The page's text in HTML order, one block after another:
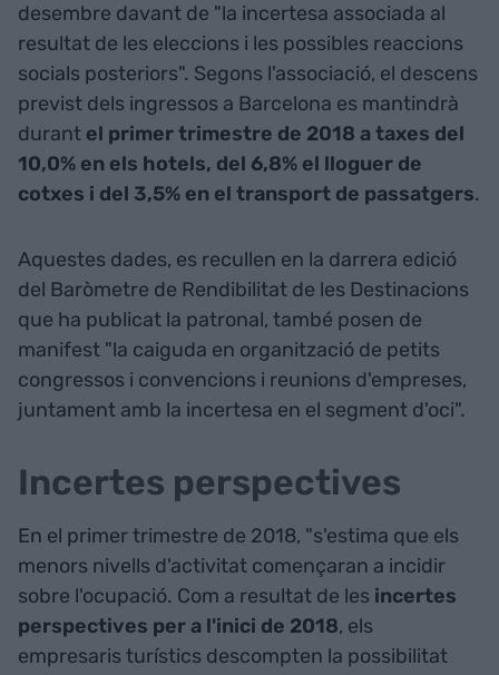
desembre davant de "la incertesa associada al
resultat de les eleccions i les possibles reaccions
socials posteriors". Segons l'associació, el descens
previst dels ingressos a Barcelona es mantindrà
durant el primer trimestre de 2018 a taxes del
10,0% en els hotels, del 6,8% el lloguer de
cotxes i del 3,5% en el transport de passatgers.
Aquestes dades, es recullen en la darrera edició
del Baròmetre de Rendibilitat de les Destinacions
que ha publicat la patronal, també posen de
manifest "la caiguda en organització de petits
congressos i convencions i reunions d'empreses,
juntament amb la incertesa en el segment d'oci".
Incertes perspectives
En el primer trimestre de 2018, "s'estima que els
menors nivells d'activitat començaran a incidir
sobre l'ocupació. Com a resultat de les incertes
perspectives per a l'inici de 2018, els
empresaris turístics descompten la possibilitat